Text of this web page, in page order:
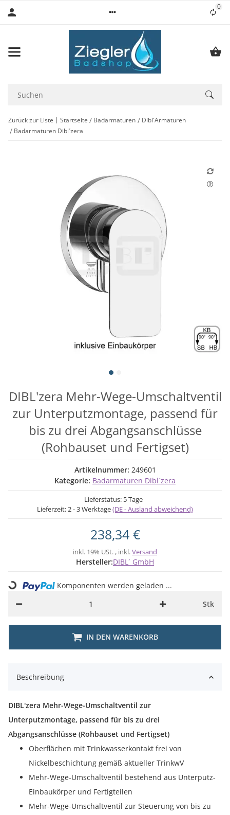
0
Zurück zur Liste Startseite Badarmaturen
Dibl´Armaturen
Badarmaturen Dibl´zera
DIBL'zera Mehr-Wege-Umschaltventil
zur Unterputzmontage, passend für
bis zu drei Abgangsanschlüsse
(Rohbauset und Fertigset)
Artikelnummer: 249601
Kategorie: Badarmaturen Dibl´zera
Lieferstatus: 5 Tage
Lieferzeit:2 - 3 Werktage(DE - Ausland abweichend)
238,34 €
inkl. 19% USt. , inkl.Versand
Hersteller:DIBL´ GmbH
Stk
IN DEN WARENKORB
Loading... Komponenten werden geladen ...
Beschreibung
DIBL'zera Mehr-Wege-Umschaltventil zur
Unterputzmontage, passend für bis zu drei
Abgangsanschlüsse (Rohbauset und Fertigset)
Oberflächen mit Trinkwasserkontakt frei von
Nickelbeschichtung gemäß aktueller TrinkwV
Mehr-Wege-Umschaltventil bestehend aus Unterputz-
Einbaukörper und Fertigteilen
Mehr-Wege-Umschaltventil zur Steuerung von bis zu